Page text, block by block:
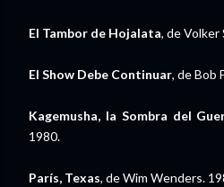
El Tambor de Hojalata, de Volker
El Show Debe Continuar, de Bob
Kagemusha, la Sombra del
1980.
París, Texas, de Wim Wenders.